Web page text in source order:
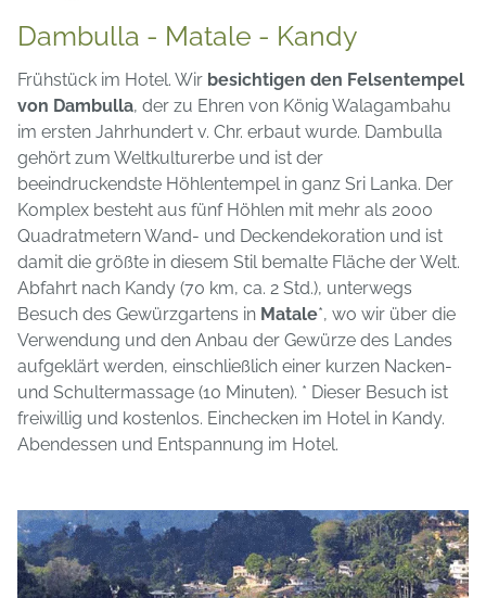
Dambulla - Matale - Kandy
Frühstück im Hotel. Wir besichtigen den Felsentempel
von Dambulla, der zu Ehren von König Walagambahu
im ersten Jahrhundert v. Chr. erbaut wurde. Dambulla
gehört zum Weltkulturerbe und ist der
beeindruckendste Höhlentempel in ganz Sri Lanka. Der
Komplex besteht aus fünf Höhlen mit mehr als 2000
Quadratmetern Wand- und Deckendekoration und ist
damit die größte in diesem Stil bemalte Fläche der Welt.
Abfahrt nach Kandy (70 km, ca. 2 Std.), unterwegs
Besuch des Gewürzgartens in Matale*, wo wir über die
Verwendung und den Anbau der Gewürze des Landes
aufgeklärt werden, einschließlich einer kurzen Nacken-
und Schultermassage (10 Minuten). * Dieser Besuch ist
freiwillig und kostenlos. Einchecken im Hotel in Kandy.
Abendessen und Entspannung im Hotel.